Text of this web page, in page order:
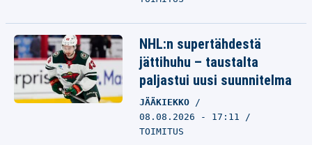
NHL:n supertähdestä
jättihuhu – taustalta
paljastui uusi suunnitelma
JÄÄKIEKKO
08.08.2026 - 17:11
TOIMITUS